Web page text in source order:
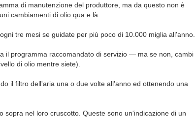
di manutenzione del produttore, ma da questo non è
cambiamenti di olio qua e là.
tre mesi se guidate per più poco di 10.000 miglia all'anno.
il programma raccomandato di servizio — ma se non, cambi
di olio mentre siete).
il filtro dell'aria una o due volte all'anno ed ottenendo una
nel loro cruscotto. Queste sono un'indicazione di un